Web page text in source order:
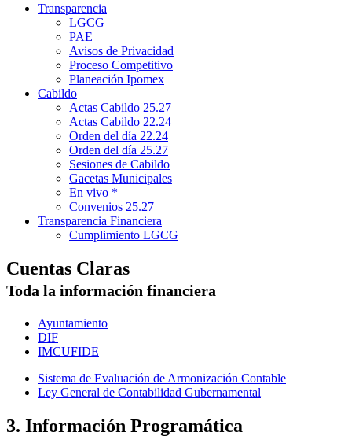
Transparencia
LGCG
PAE
Avisos de Privacidad
Proceso Competitivo
Planeación Ipomex
Cabildo
Actas Cabildo 25.27
Actas Cabildo 22.24
Orden del día 22.24
Orden del día 25.27
Sesiones de Cabildo
Gacetas Municipales
En vivo *
Convenios 25.27
Transparencia Financiera
Cumplimiento LGCG
Cuentas Claras
Toda la información financiera
Ayuntamiento
DIF
IMCUFIDE
Sistema de Evaluación de Armonización Contable
Ley General de Contabilidad Gubernamental
3. Información Programática